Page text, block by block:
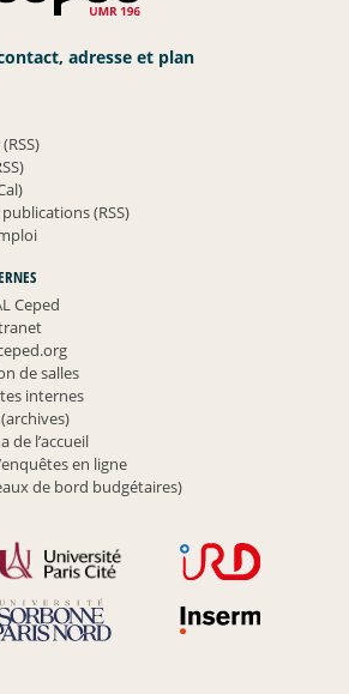
adresse et plan
(RSS)
Ceped
de salles
internes
de l’accueil
en ligne
de bord budgétaires)